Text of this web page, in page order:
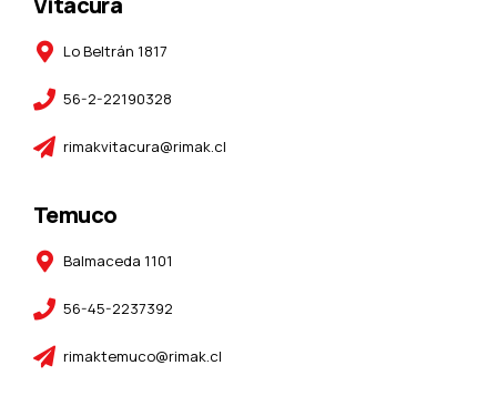
Lo Beltrán 1817
56-2-22190328
rimakvitacura@rimak.cl
Temuco
Balmaceda 1101
56-45-2237392
rimaktemuco@rimak.cl